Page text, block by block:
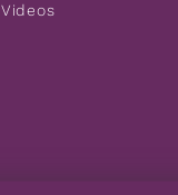
Videos